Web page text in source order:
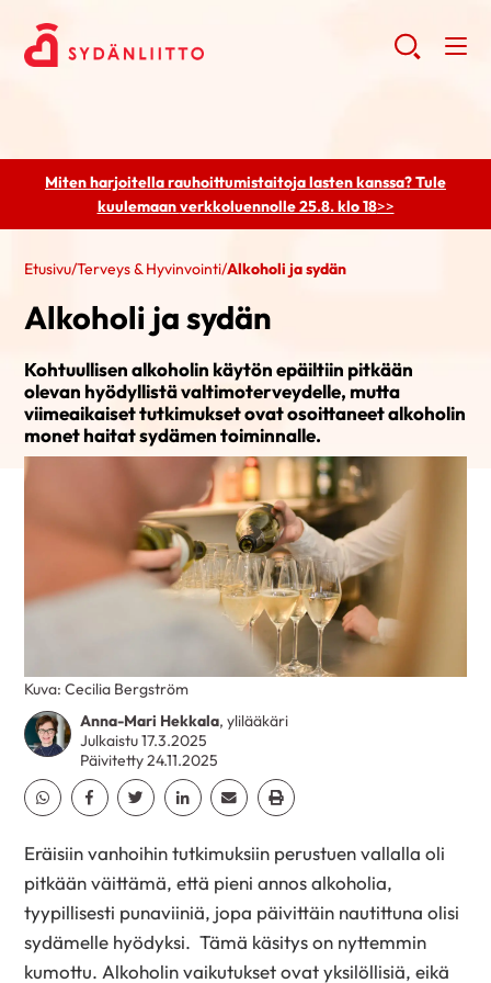
Miten harjoitella rauhoittumistaitoja lasten kanssa? Tule
kuulemaanverkkoluennolle 25.8. klo 18>>
Etusivu/Terveys & Hyvinvointi/Alkoholi ja sydän
Alkoholi ja sydän
Kohtuullisen alkoholin käytön epäiltiin pitkään
olevan hyödyllistä valtimoterveydelle, mutta
viimeaikaiset tutkimukset ovat osoittaneet alkoholin
monet haitat sydämen toiminnalle.
Anna-Mari Hekkala, ylilääkäri
Julkaistu 17.3.2025
Päivitetty 24.11.2025
Jaa Whatsapp
Jaa Facebook
Jaa TwitterJaa Linkedin
Jaa EmailJaa Print
Kuva: Cecilia Bergström
Eräisiin vanhoihin tutkimuksiin perustuen vallalla oli
pitkään väittämä, että pieni annos alkoholia,
tyypillisesti punaviiniä, jopa päivittäin nautittuna olisi
sydämelle hyödyksi. Tämä käsitys on nyttemmin
kumottu. Alkoholin vaikutukset ovat yksilöllisiä, eikä